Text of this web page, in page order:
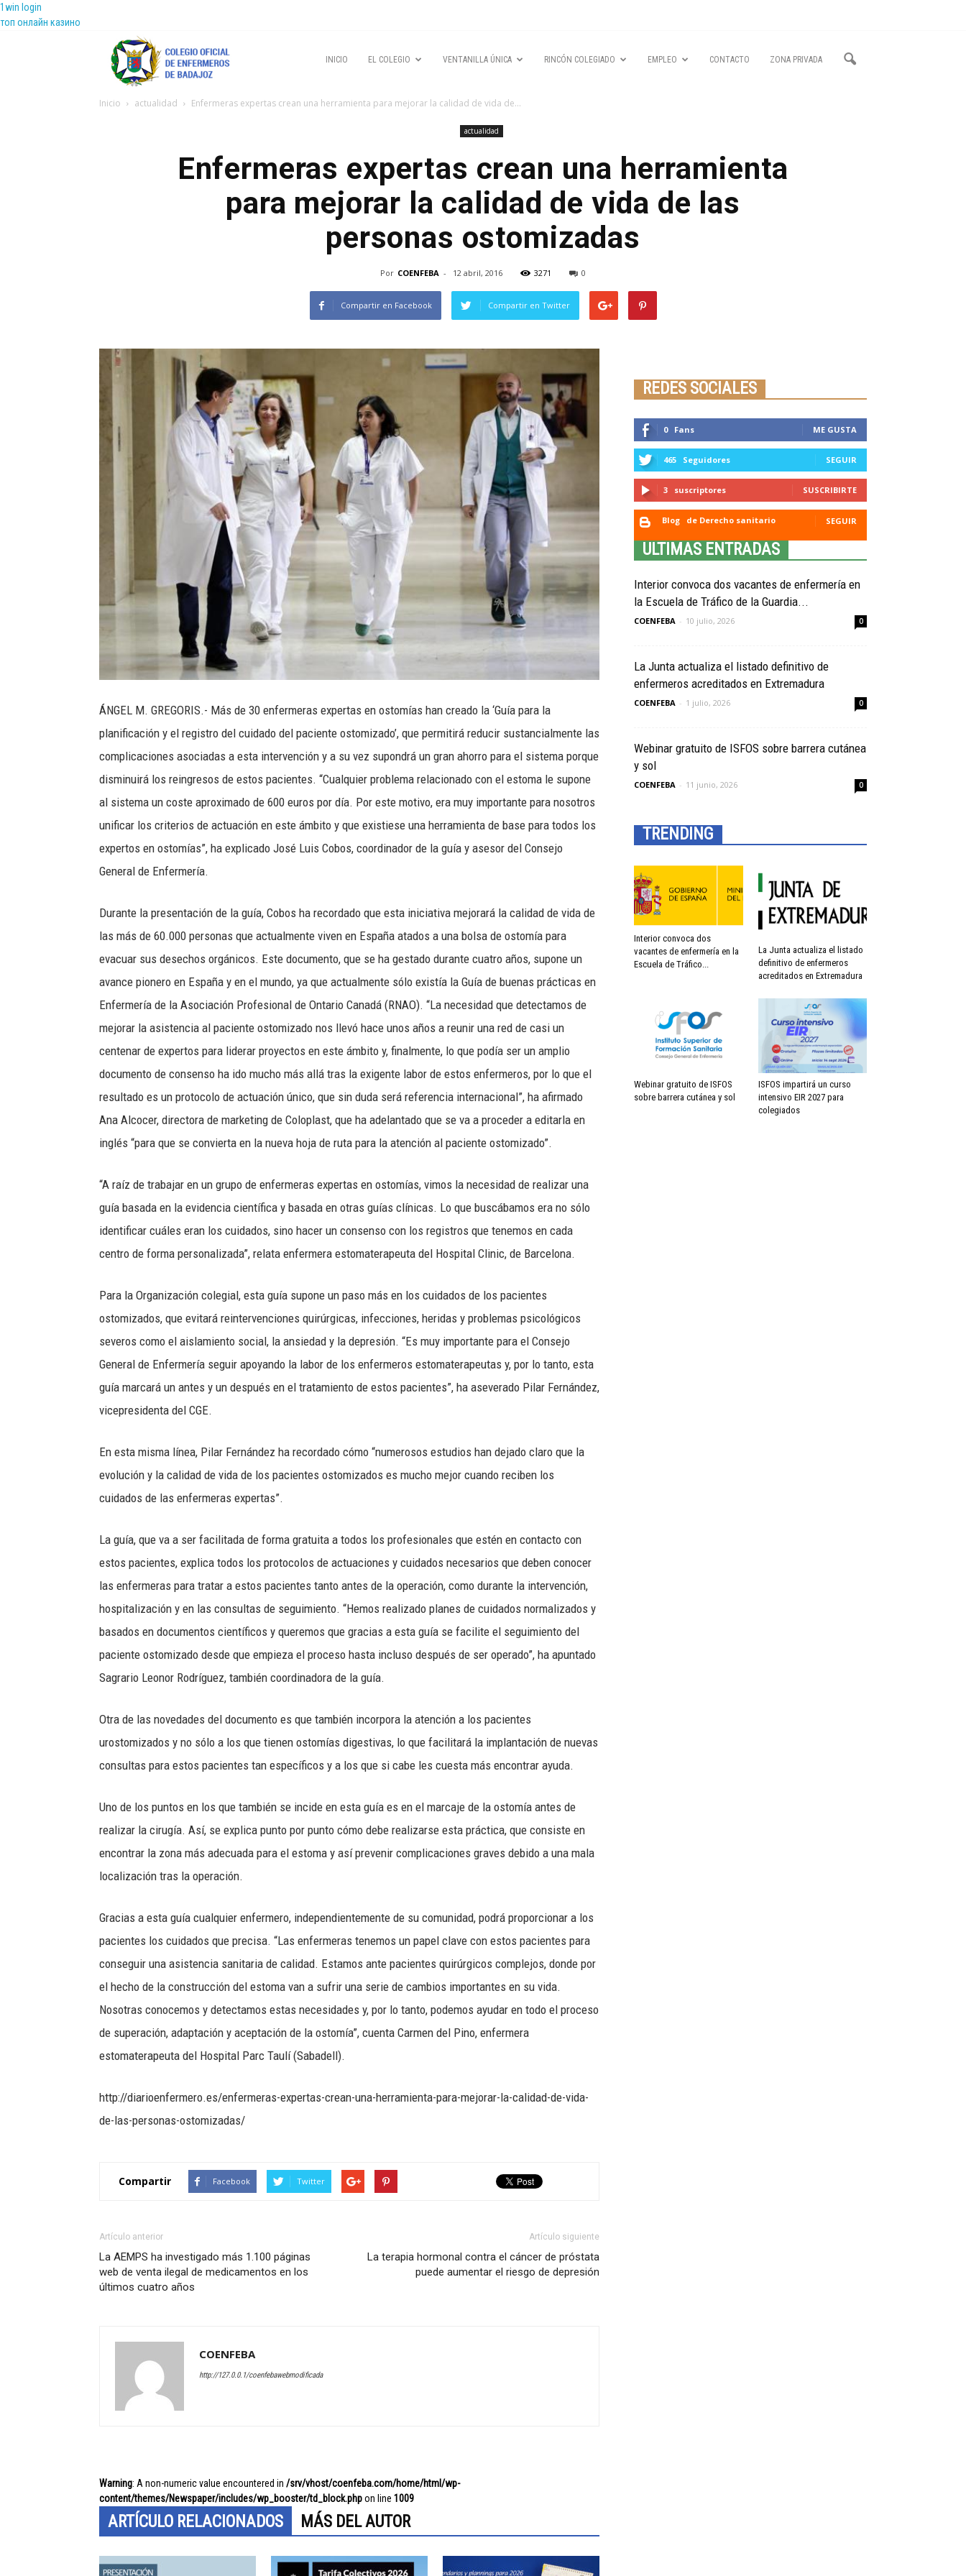
1win login
топ онлайн казино
INICIO EL COLEGIO VENTANILLA ÚNICA RINCÓN COLEGIADO EMPLEO CONTACTO ZONA PRIVADA
Inicio actualidad Enfermeras expertas crean una herramienta para mejorar la calidad de vida de...
actualidad
Enfermeras expertas crean una herramienta
para mejorar la calidad de vida de las
personas ostomizadas
Por COENFEBA - 12 abril, 2016 3271 0
Compartir en Facebook Compartir en Twitter
ÁNGEL M. GREGORIS.- Más de 30 enfermeras expertas en ostomías han creado la ‘Guía para la
planificación y el registro del cuidado del paciente ostomizado’, que permitirá reducir sustancialmente las
complicaciones asociadas a esta intervención y a su vez supondrá un gran ahorro para el sistema porque
disminuirá los reingresos de estos pacientes. “Cualquier problema relacionado con el estoma le supone
al sistema un coste aproximado de 600 euros por día. Por este motivo, era muy importante para nosotros
unificar los criterios de actuación en este ámbito y que existiese una herramienta de base para todos los
expertos en ostomías”, ha explicado José Luis Cobos, coordinador de la guía y asesor del Consejo
General de Enfermería.
Durante la presentación de la guía, Cobos ha recordado que esta iniciativa mejorará la calidad de vida de
las más de 60.000 personas que actualmente viven en España atados a una bolsa de ostomía para
evacuar sus desechos orgánicos. Este documento, que se ha gestado durante cuatro años, supone un
avance pionero en España y en el mundo, ya que actualmente sólo existía la Guía de buenas prácticas en
Enfermería de la Asociación Profesional de Ontario Canadá (RNAO). “La necesidad que detectamos de
mejorar la asistencia al paciente ostomizado nos llevó hace unos años a reunir una red de casi un
centenar de expertos para liderar proyectos en este ámbito y, finalmente, lo que podía ser un amplio
documento de consenso ha ido mucho más allá tras la exigente labor de estos enfermeros, por lo que el
resultado es un protocolo de actuación único, que sin duda será referencia internacional”, ha afirmado
Ana Alcocer, directora de marketing de Coloplast, que ha adelantado que se va a proceder a editarla en
inglés “para que se convierta en la nueva hoja de ruta para la atención al paciente ostomizado”.
“A raíz de trabajar en un grupo de enfermeras expertas en ostomías, vimos la necesidad de realizar una
guía basada en la evidencia científica y basada en otras guías clínicas. Lo que buscábamos era no sólo
identificar cuáles eran los cuidados, sino hacer un consenso con los registros que tenemos en cada
centro de forma personalizada”, relata enfermera estomaterapeuta del Hospital Clinic, de Barcelona.
Para la Organización colegial, esta guía supone un paso más en los cuidados de los pacientes
ostomizados, que evitará reintervenciones quirúrgicas, infecciones, heridas y problemas psicológicos
severos como el aislamiento social, la ansiedad y la depresión. “Es muy importante para el Consejo
General de Enfermería seguir apoyando la labor de los enfermeros estomaterapeutas y, por lo tanto, esta
guía marcará un antes y un después en el tratamiento de estos pacientes”, ha aseverado Pilar Fernández,
vicepresidenta del CGE.
En esta misma línea, Pilar Fernández ha recordado cómo “numerosos estudios han dejado claro que la
evolución y la calidad de vida de los pacientes ostomizados es mucho mejor cuando reciben los
cuidados de las enfermeras expertas”.
La guía, que va a ser facilitada de forma gratuita a todos los profesionales que estén en contacto con
estos pacientes, explica todos los protocolos de actuaciones y cuidados necesarios que deben conocer
las enfermeras para tratar a estos pacientes tanto antes de la operación, como durante la intervención,
hospitalización y en las consultas de seguimiento. “Hemos realizado planes de cuidados normalizados y
basados en documentos científicos y queremos que gracias a esta guía se facilite el seguimiento del
paciente ostomizado desde que empieza el proceso hasta incluso después de ser operado”, ha apuntado
Sagrario Leonor Rodríguez, también coordinadora de la guía.
Otra de las novedades del documento es que también incorpora la atención a los pacientes
urostomizados y no sólo a los que tienen ostomías digestivas, lo que facilitará la implantación de nuevas
consultas para estos pacientes tan específicos y a los que si cabe les cuesta más encontrar ayuda.
Uno de los puntos en los que también se incide en esta guía es en el marcaje de la ostomía antes de
realizar la cirugía. Así, se explica punto por punto cómo debe realizarse esta práctica, que consiste en
encontrar la zona más adecuada para el estoma y así prevenir complicaciones graves debido a una mala
localización tras la operación.
Gracias a esta guía cualquier enfermero, independientemente de su comunidad, podrá proporcionar a los
pacientes los cuidados que precisa. “Las enfermeras tenemos un papel clave con estos pacientes para
conseguir una asistencia sanitaria de calidad. Estamos ante pacientes quirúrgicos complejos, donde por
el hecho de la construcción del estoma van a sufrir una serie de cambios importantes en su vida.
Nosotras conocemos y detectamos estas necesidades y, por lo tanto, podemos ayudar en todo el proceso
de superación, adaptación y aceptación de la ostomía”, cuenta Carmen del Pino, enfermera
estomaterapeuta del Hospital Parc Taulí (Sabadell).
http://diarioenfermero.es/enfermeras-expertas-crean-una-herramienta-para-mejorar-la-calidad-de-vida-
de-las-personas-ostomizadas/
Compartir Facebook Twitter
Artículo anterior
La AEMPS ha investigado más 1.100 páginas
web de venta ilegal de medicamentos en los
últimos cuatro años
Artículo siguiente
La terapia hormonal contra el cáncer de próstata
puede aumentar el riesgo de depresión
COENFEBA
http://127.0.0.1/coenfebawebmodificada
Warning: A non-numeric value encountered in /srv/vhost/coenfeba.com/home/html/wp-
content/themes/Newspaper/includes/wp_booster/td_block.phpon line 1009
ARTÍCULO RELACIONADOS MÁS DEL AUTOR
REDES SOCIALES
0 Fans ME GUSTA
465 Seguidores SEGUIR
3 suscriptores SUSCRIBIRTE
Blog de Derecho sanitario SEGUIR
ULTIMAS ENTRADAS
Interior convoca dos vacantes de enfermería en
la Escuela de Tráfico de la Guardia...
COENFEBA - 10 julio, 2026 0
La Junta actualiza el listado definitivo de
enfermeros acreditados en Extremadura
COENFEBA - 1 julio, 2026 0
Webinar gratuito de ISFOS sobre barrera cutánea
y sol
COENFEBA - 11 junio, 2026 0
TRENDING
Interior convoca dos
vacantes de enfermería en la
Escuela de Tráfico...
La Junta actualiza el listado
definitivo de enfermeros
acreditados en Extremadura
Webinar gratuito de ISFOS
sobre barrera cutánea y sol
ISFOS impartirá un curso
intensivo EIR 2027 para
colegiados